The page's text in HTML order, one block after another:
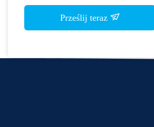
Prześlij teraz